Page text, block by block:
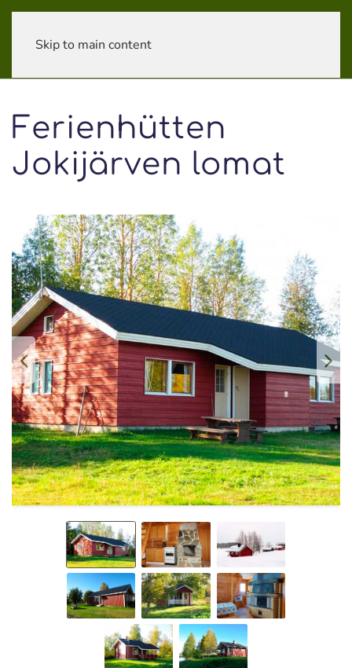
Skip to main content
Ferienhütten
Jokijärven lomat